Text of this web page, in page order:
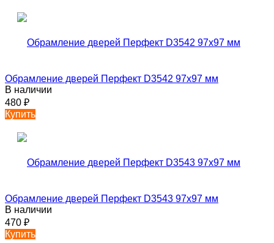
Обрамление дверей Перфект D3542 97х97 мм
В наличии
480 ₽
Купить
Обрамление дверей Перфект D3543 97х97 мм
В наличии
470 ₽
Купить